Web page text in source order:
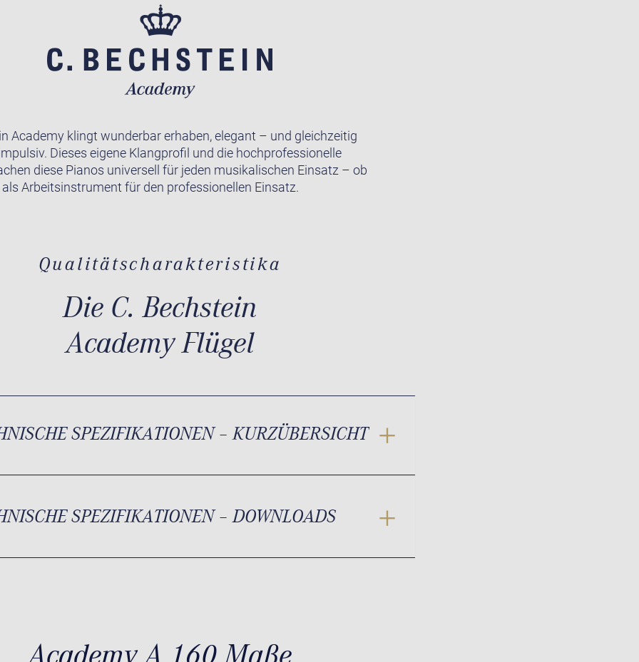
Academy klingt wunderbar erhaben, elegant – und gleichzeitig
Dieses eigene Klangprofil und die hochprofessionelle
diese Pianos universell für jeden musikalischen Einsatz – ob
Arbeitsinstrument für den professionellen Einsatz.
Qualitätscharakteristika
Die C. Bechstein
Academy Flügel
SPEZIFIKATIONEN – KURZÜBERSICHT
SPEZIFIKATIONEN – DOWNLOADS
Academy A 160 Maße